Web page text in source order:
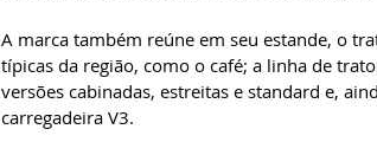
A marca também reúne em seu estande, o
típicas da região, como o café; a linha de
versões cabinadas, estreitas e standard e,
carregadeira V3.